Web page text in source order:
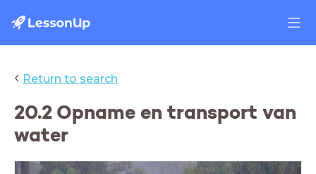
‹ Return to search
20.2 Opname en transport van
water